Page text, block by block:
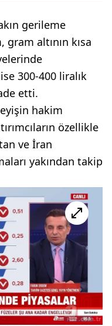
gerileme
gram altının kısa
300-400 liralık
etti.
hakim
özellikle
ve İran
yakından takip